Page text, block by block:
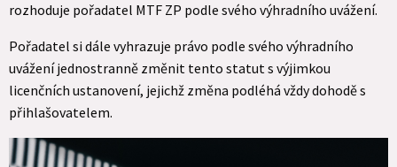
rozhoduje pořadatel MTF ZP podle svého výhradního uvážení.
Pořadatel si dále vyhrazuje právo podle svého výhradního
uvážení jednostranně změnit tento statut s výjimkou
licenčních ustanovení, jejichž změna podléhá vždy dohodě s
přihlašovatelem.